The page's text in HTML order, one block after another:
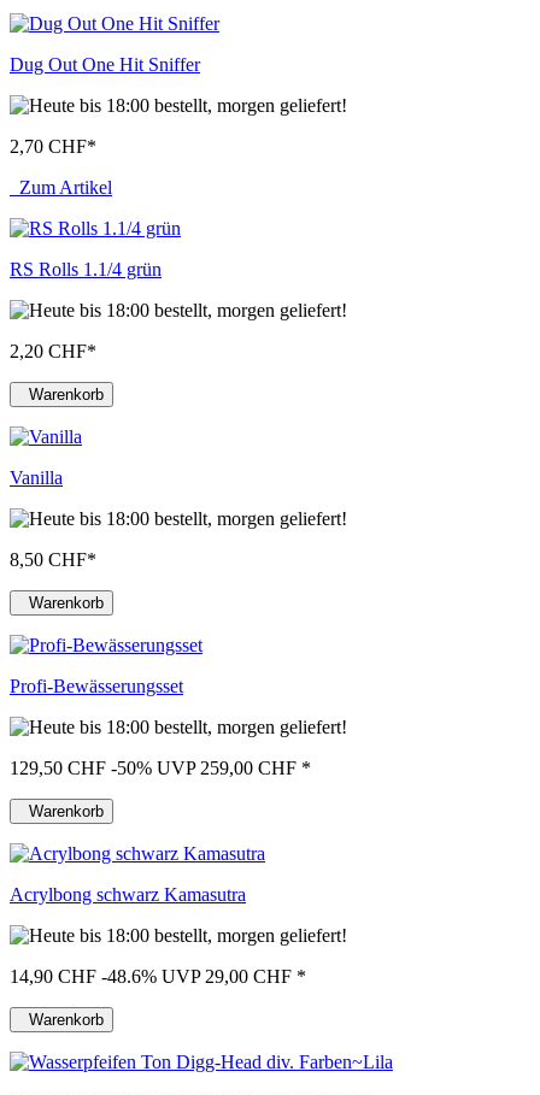
Dug Out One Hit Sniffer
2,70 CHF*
Zum Artikel
RS Rolls 1.1/4 grün
2,20 CHF*
Warenkorb
Vanilla
8,50 CHF*
Warenkorb
Profi-Bewässerungsset
129,50 CHF -50% UVP 259,00 CHF *
Warenkorb
Acrylbong schwarz Kamasutra
14,90 CHF -48.6% UVP 29,00 CHF *
Warenkorb